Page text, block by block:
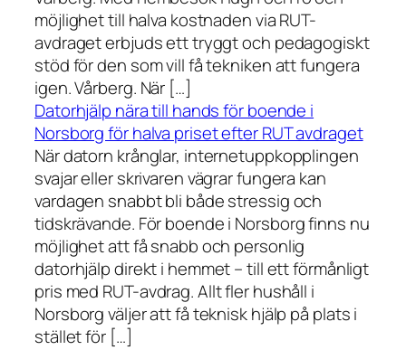
möjlighet till halva kostnaden via RUT-
avdraget erbjuds ett tryggt och pedagogiskt
stöd för den som vill få tekniken att fungera
igen. Vårberg. När […]
Datorhjälp nära till hands för boende i
Norsborg för halva priset efter RUT avdraget
När datorn krånglar, internetuppkopplingen
svajar eller skrivaren vägrar fungera kan
vardagen snabbt bli både stressig och
tidskrävande. För boende i Norsborg finns nu
möjlighet att få snabb och personlig
datorhjälp direkt i hemmet – till ett förmånligt
pris med RUT-avdrag. Allt fler hushåll i
Norsborg väljer att få teknisk hjälp på plats i
stället för […]